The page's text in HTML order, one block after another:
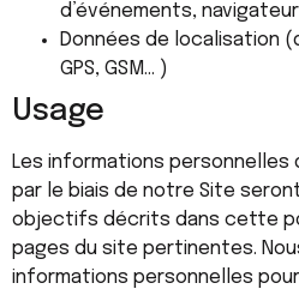
d’événements,
Données de localisation
GPS, GSM… )
Usage
Les informations personnelles
par le biais de notre Site
objectifs décrits dans cette
pages du site pertinentes.
informations personnelles